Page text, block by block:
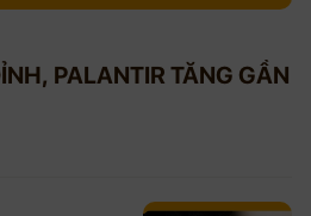
PALANTIR TĂNG GẦN